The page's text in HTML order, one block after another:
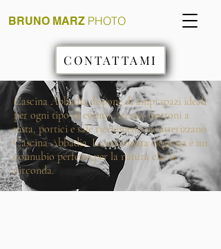
BRUNO MARZ PHOTO
CONTATTAMI
Cascina Abbadia dispone di ampi spazi ideali
per ogni tipo di evento.Arcate, mattoni a
vista, portici e sale ricevimenti caratterizzano
Cascina Abbadia. La sua innata eleganza è un
connubio perfetto per la natura che la
circonda.